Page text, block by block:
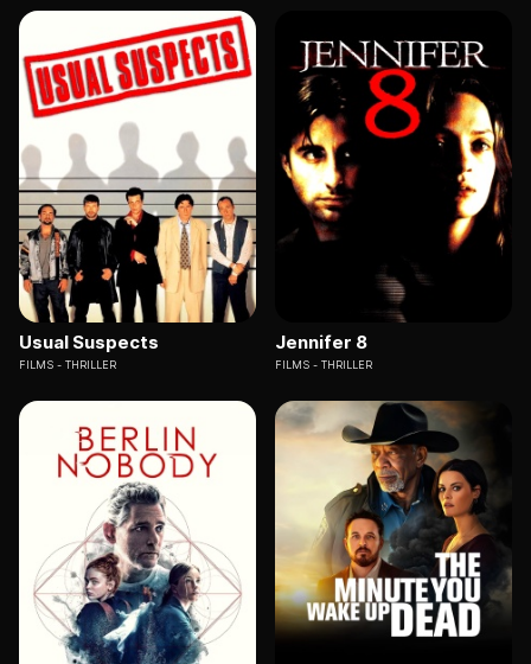
Usual Suspects
FILMS THRILLER
Jennifer 8
FILMS THRILLER